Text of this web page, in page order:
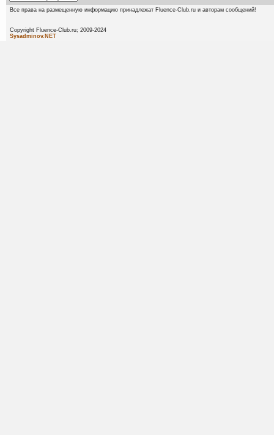
Все права на размещенную информацию принадлежат Fluence-Club.ru и авторам сообщений!
Copyright Fluence-Club.ru;
Sysadminov.NET